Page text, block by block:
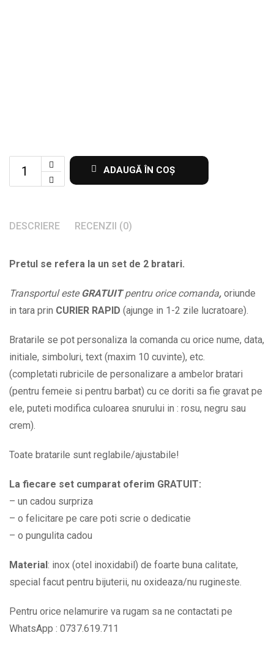
Set
cu
la
margelute
aurii
si
negre
BPC530
quantity
ADAUGĂ ÎN COȘ
DESCRIERE RECENZII (0)
Pretul se refera la un set de 2 bratari.
Transportul esteGRATUITpentru orice comanda, oriunde
in tara prin CURIER RAPID (ajunge in 1-2 zile lucratoare).
Bratarile se pot personaliza la comanda cu orice nume, data,
initiale, simboluri, text (maxim 10 cuvinte), etc.
(completati rubricile de personalizare a ambelor bratari
(pentru femeie si pentru barbat) cu ce doriti sa fie gravat pe
ele, puteti modifica culoarea snurului in : rosu, negru sau
crem).
Toate bratarile sunt reglabile/ajustabile!
La fiecare set cumparat oferim GRATUIT:
– un cadou surpriza
– o felicitare pe care poti scrie o dedicatie
– o pungulita cadou
Material : inox (otel inoxidabil) de foarte buna calitate,
special facut pentru bijuterii, nu oxideaza/nu rugineste.
Pentru orice nelamurire va rugam sa ne contactati pe
WhatsApp : 0737.619.711